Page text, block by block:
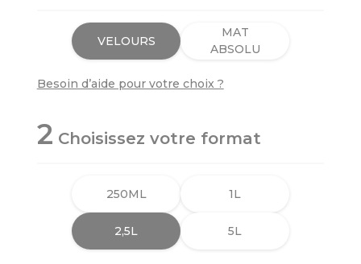
VELOURS
MAT
ABSOLU
Besoin d’aide pour votre choix ?
2 Choisissez votre format
250ML 1L
2,5L 5L